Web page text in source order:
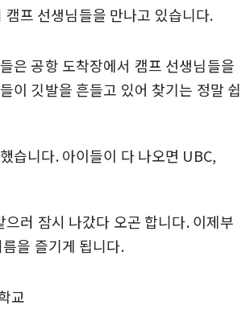
은 공항 도착장에서 캠프 선생님들을
이 깃발을 흔들고 있어 찾기는 정말 쉽
습니다. 아이들이 다 나오면 UBC,
러 잠시 나갔다 오곤 합니다. 이제부
을 즐기게 됩니다.